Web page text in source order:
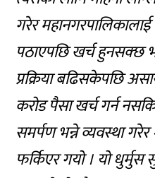
गरेर
पठाएपछि खर्च हुनसक्छ
प्रक्रिया बढिसकेपछि
करोड पैसा खर्च गर्न
समर्पण भन्ने व्यवस्था
फर्किएर गयो । यो